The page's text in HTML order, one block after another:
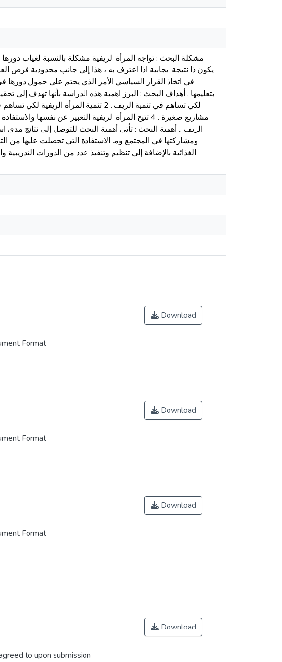
مشكلة البحث : تواجه المرأة الريفية مشكلة بالنسبة لغياب
يكون ذا نتيجة ايجابية اذا اعترف به ، هذا إلى جانب محدودية فرص
في اتخاذ القرار السياسي الأمر الذي يحتم على حمول دورها في
مشاريع صغيرة . 4 تتيح المرأة الريفية التعبير عن
الريف .. أهمية البحث : تأتي أهمية البحث للتوصل إلى نتائج مدى
ومشاركتها في المجتمع وما الاستفادة التي تحصلت عليها من
الغذائية بالإضافة إلى تنظيم وتنفيذ عدد من الدورات
Format
Download
Format
Download
Format
Download
to upon submission
Download